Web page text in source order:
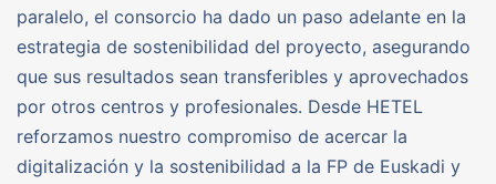
paralelo, el consorcio ha dado un paso adelante en la
estrategia de sostenibilidad del proyecto, asegurando
que sus resultados sean transferibles y aprovechados
por otros centros y profesionales. Desde HETEL
reforzamos nuestro compromiso de acercar la
digitalización y la sostenibilidad a la FP de Euskadi y